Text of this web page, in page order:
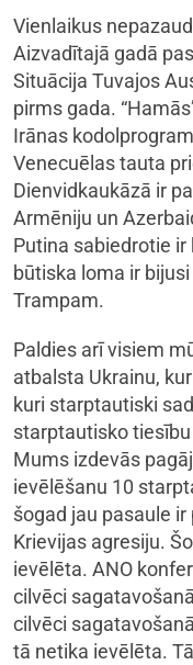
Vienlaikus
Aizvadītajā gadā
Situācija Tuvajos
pirms gada.
Irānas
Venecuēlas tauta
Dienvidkaukāzā ir
Armēniju un
Putina sabiedrotie ir
būtiska loma ir
Trampam.
Paldies arī visiem
atbalsta Ukrainu,
kuri starptautiski
starptautisko
Mums izdevās
ievēlēšanu 10
šogad jau pasaule
Krievijas agresiju.
ievēlēta. ANO
cilvēci
cilvēci
tā netika ievēlēta.